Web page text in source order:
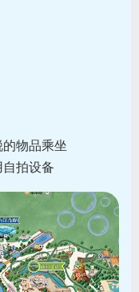
物品乘坐
拍设备